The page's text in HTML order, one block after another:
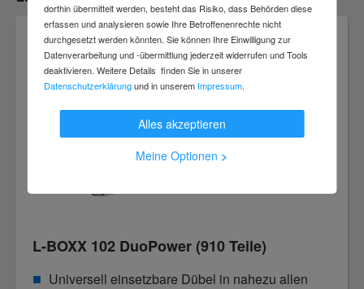
L-BOXX 102 DuoPower (910 Teile)
Universell einsetzbare Dübel in nahezu allen
dorthin übermittelt werden, besteht das Risiko, dass Behörden diese
erfassen und analysieren sowie Ihre Betroffenenrechte nicht
durchgesetzt werden könnten. Sie können Ihre Einwilligung zur
Datenverarbeitung und -übermittlung jederzeit widerrufen und Tools
deaktivieren. Weitere Details finden Sie in unserer
Datenschutzerklärungund in unserem Impressum.
Alles akzeptieren
Meine Optionen >